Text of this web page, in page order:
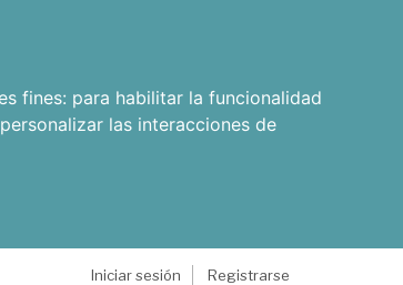
fines: para habilitar la funcionalidad
las interacciones de
Iniciar sesión
Registrarse